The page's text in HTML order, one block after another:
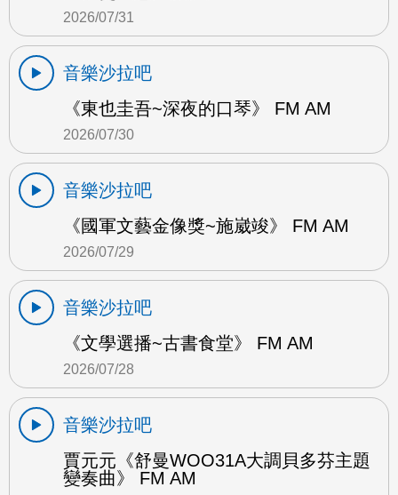
2026/07/31
音樂沙拉吧
《東也圭吾~深夜的口琴》 FM AM
2026/07/30
音樂沙拉吧
《國軍文藝金像獎~施崴竣》 FM AM
2026/07/29
音樂沙拉吧
《文學選播~古書食堂》 FM AM
2026/07/28
音樂沙拉吧
賈元元《舒曼WOO31A大調貝多芬主題
變奏曲》 FM AM